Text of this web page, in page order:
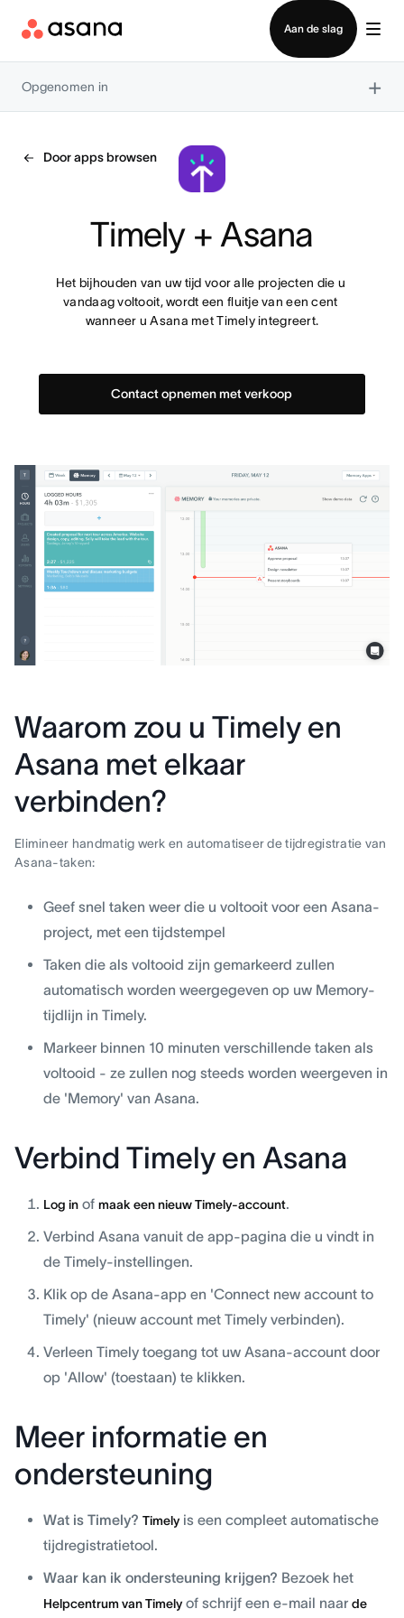
Aan de slag
Contact opnemen met verkoop
Opgenomen in ×
Door apps browsen
Timely + Asana
Het bijhouden van uw tijd voor alle projecten die u
vandaag voltooit, wordt een fluitje van een cent
wanneer u Asana met Timely integreert.
Contact opnemen met verkoop
Waarom zou u Timely en
Asana met elkaar
verbinden?
Elimineer handmatig werk en automatiseer de tijdregistratie van
Asana-taken:
Geef snel taken weer die u voltooit voor een Asana-
project, met een tijdstempel
Taken die als voltooid zijn gemarkeerd zullen
automatisch worden weergegeven op uw Memory-
tijdlijn in Timely.
Markeer binnen 10 minuten verschillende taken als
voltooid - ze zullen nog steeds worden weergeven in
de 'Memory' van Asana.
Verbind Timely en Asana
Log in of maak een nieuw Timely-account.
Verbind Asana vanuit de app-pagina die u vindt in
de Timely-instellingen.
Klik op de Asana-app en 'Connect new account to
Timely' (nieuw account met Timely verbinden).
Verleen Timely toegang tot uw Asana-account door
op 'Allow' (toestaan) te klikken.
Meer informatie en
ondersteuning
Wat is Timely? Timely is een compleet automatische
tijdregistratietool.
Waar kan ik ondersteuning krijgen? Bezoek het
Helpcentrum van Timely of schrijf een e-mail naar de